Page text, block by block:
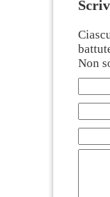
Non